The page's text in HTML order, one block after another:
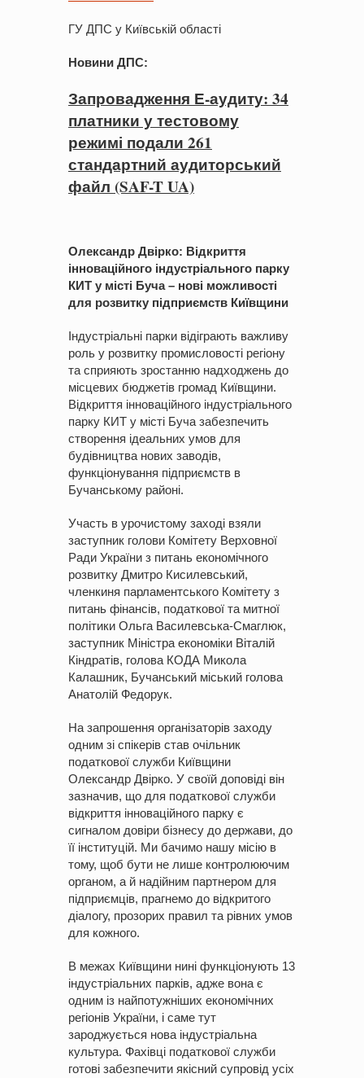
ГУ ДПС у Київській області
Новини ДПС:
Запровадження Е-аудиту: 34
платники у тестовому
режимі подали 261
стандартний аудиторський
файл (SAF-T UA)
Олександр Двірко: Відкриття
інноваційного індустріального парку
КИТ у місті Буча – нові можливості
для розвитку підприємств Київщини
Індустріальні парки відіграють важливу
роль у розвитку промисловості регіону
та сприяють зростанню надходжень до
місцевих бюджетів громад Київщини.
Відкриття інноваційного індустріального
парку КИТ у місті Буча забезпечить
створення ідеальних умов для
будівництва нових заводів,
функціонування підприємств в
Бучанському районі.
Участь в урочистому заході взяли
заступник голови Комітету Верховної
Ради України з питань економічного
розвитку Дмитро Кисилевський,
членкиня парламентського Комітету з
питань фінансів, податкової та митної
політики Ольга Василевська-Смаглюк,
заступник Міністра економіки Віталій
Кіндратів, голова КОДА Микола
Калашник, Бучанський міський голова
Анатолій Федорук.
На запрошення організаторів заходу
одним зі спікерів став очільник
податкової служби Київщини
Олександр Двірко. У своїй доповіді він
зазначив, що для податкової служби
відкриття інноваційного парку є
сигналом довіри бізнесу до держави, до
її інституцій. Ми бачимо нашу місію в
тому, щоб бути не лише контролюючим
органом, а й надійним партнером для
підприємців, прагнемо до відкритого
діалогу, прозорих правил та рівних умов
для кожного.
В межах Київщини нині функціонують 13
індустріальних парків, адже вона є
одним із найпотужніших економічних
регіонів України, і саме тут
зароджується нова індустріальна
культура. Фахівці податкової служби
готові забезпечити якісний супровід усіх